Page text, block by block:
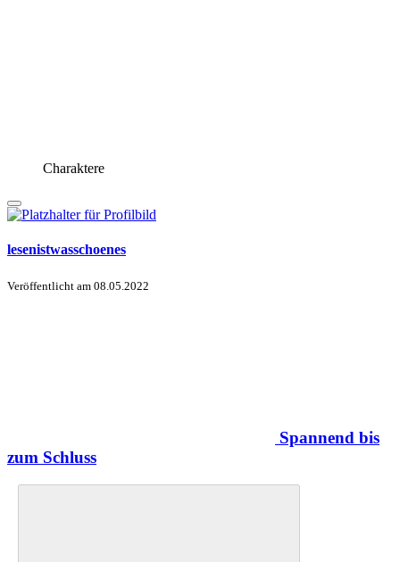
Charaktere
lesenistwasschoenes
Veröffentlicht am 08.05.2022
Spannend bis
zum Schluss